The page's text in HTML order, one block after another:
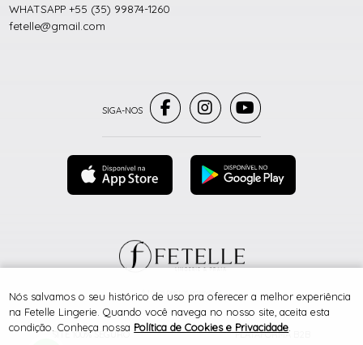
SITE 100% SEGURO PLATAFORMA B2B
WHATSAPP +55 (35) 99874-1260
fetelle@gmail.com
® TODOS DIREITOS RESERVADOS
Nós salvamos o seu histórico de uso pra oferecer a melhor experiência
na Fetelle Lingerie. Quando você navega no nosso site, aceita esta
condição. Conheça nossa Política de Cookies e Privacidade